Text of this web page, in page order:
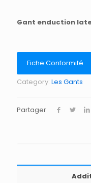
Gant enduction
Fiche Conformité
Category: Les Gants
Partager